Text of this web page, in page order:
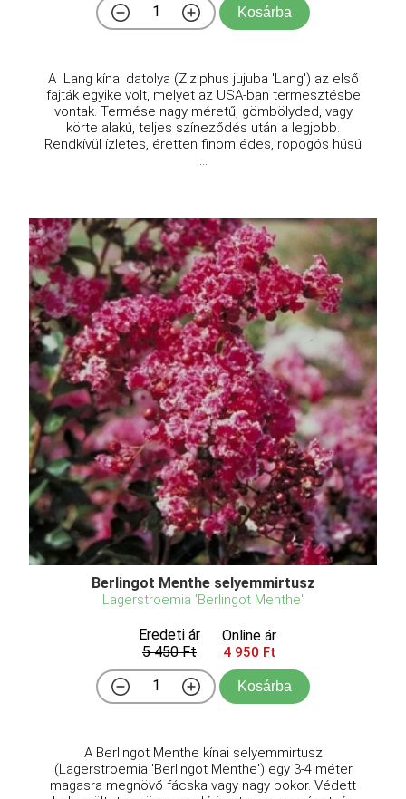
Kosárba
A Lang kínai datolya (Ziziphus jujuba 'Lang') az első
fajták egyike volt, melyet az USA-ban termesztésbe
vontak. Termése nagy méretű, gömbölyded, vagy
körte alakú, teljes színeződés után a legjobb.
Rendkívül ízletes, éretten finom édes, ropogós húsú
...
Berlingot Menthe selyemmirtusz
Lagerstroemia 'Berlingot Menthe'
Eredeti ár
5 450 Ft
Online ár
4 950 Ft
Kosárba
A Berlingot Menthe kínai selyemmirtusz
(Lagerstroemia 'Berlingot Menthe') egy 3-4 méter
magasra megnövő fácska vagy nagy bokor. Védett